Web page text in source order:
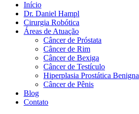
Início
Dr. Daniel Hampl
Cirurgia Robótica
Áreas de Atuação
Câncer de Próstata
Câncer de Rim
Câncer de Bexiga
Câncer de Testículo
Hiperplasia Prostática Benigna
Câncer de Pênis
Blog
Contato